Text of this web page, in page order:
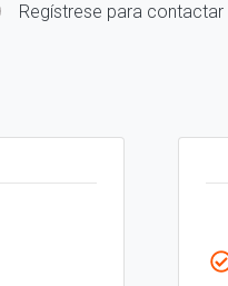
Regístrese para